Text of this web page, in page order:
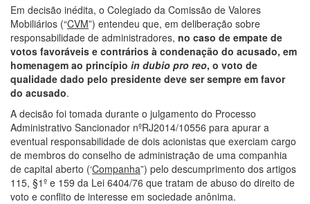
Em decisão inédita, o Colegiado da Comissão de Valores
Mobiliários (“CVM”) entendeu que, em deliberação sobre
responsabilidade de administradores, no caso de empate de
votos favoráveis e contrários à condenação do acusado, em
homenagem ao princípio in dubio pro reo, o voto de
qualidade dado pelo presidente deve ser sempre em favor
do acusado.
A decisão foi tomada durante o julgamento do Processo
Administrativo Sancionador nºRJ2014/10556 para apurar a
eventual responsabilidade de dois acionistas que exerciam cargo
de membros do conselho de administração de uma companhia
de capital aberto (‘Companha”) pelo descumprimento dos artigos
115, §1º e 159 da Lei 6404/76 que tratam de abuso do direito de
voto e conflito de interesse em sociedade anônima.